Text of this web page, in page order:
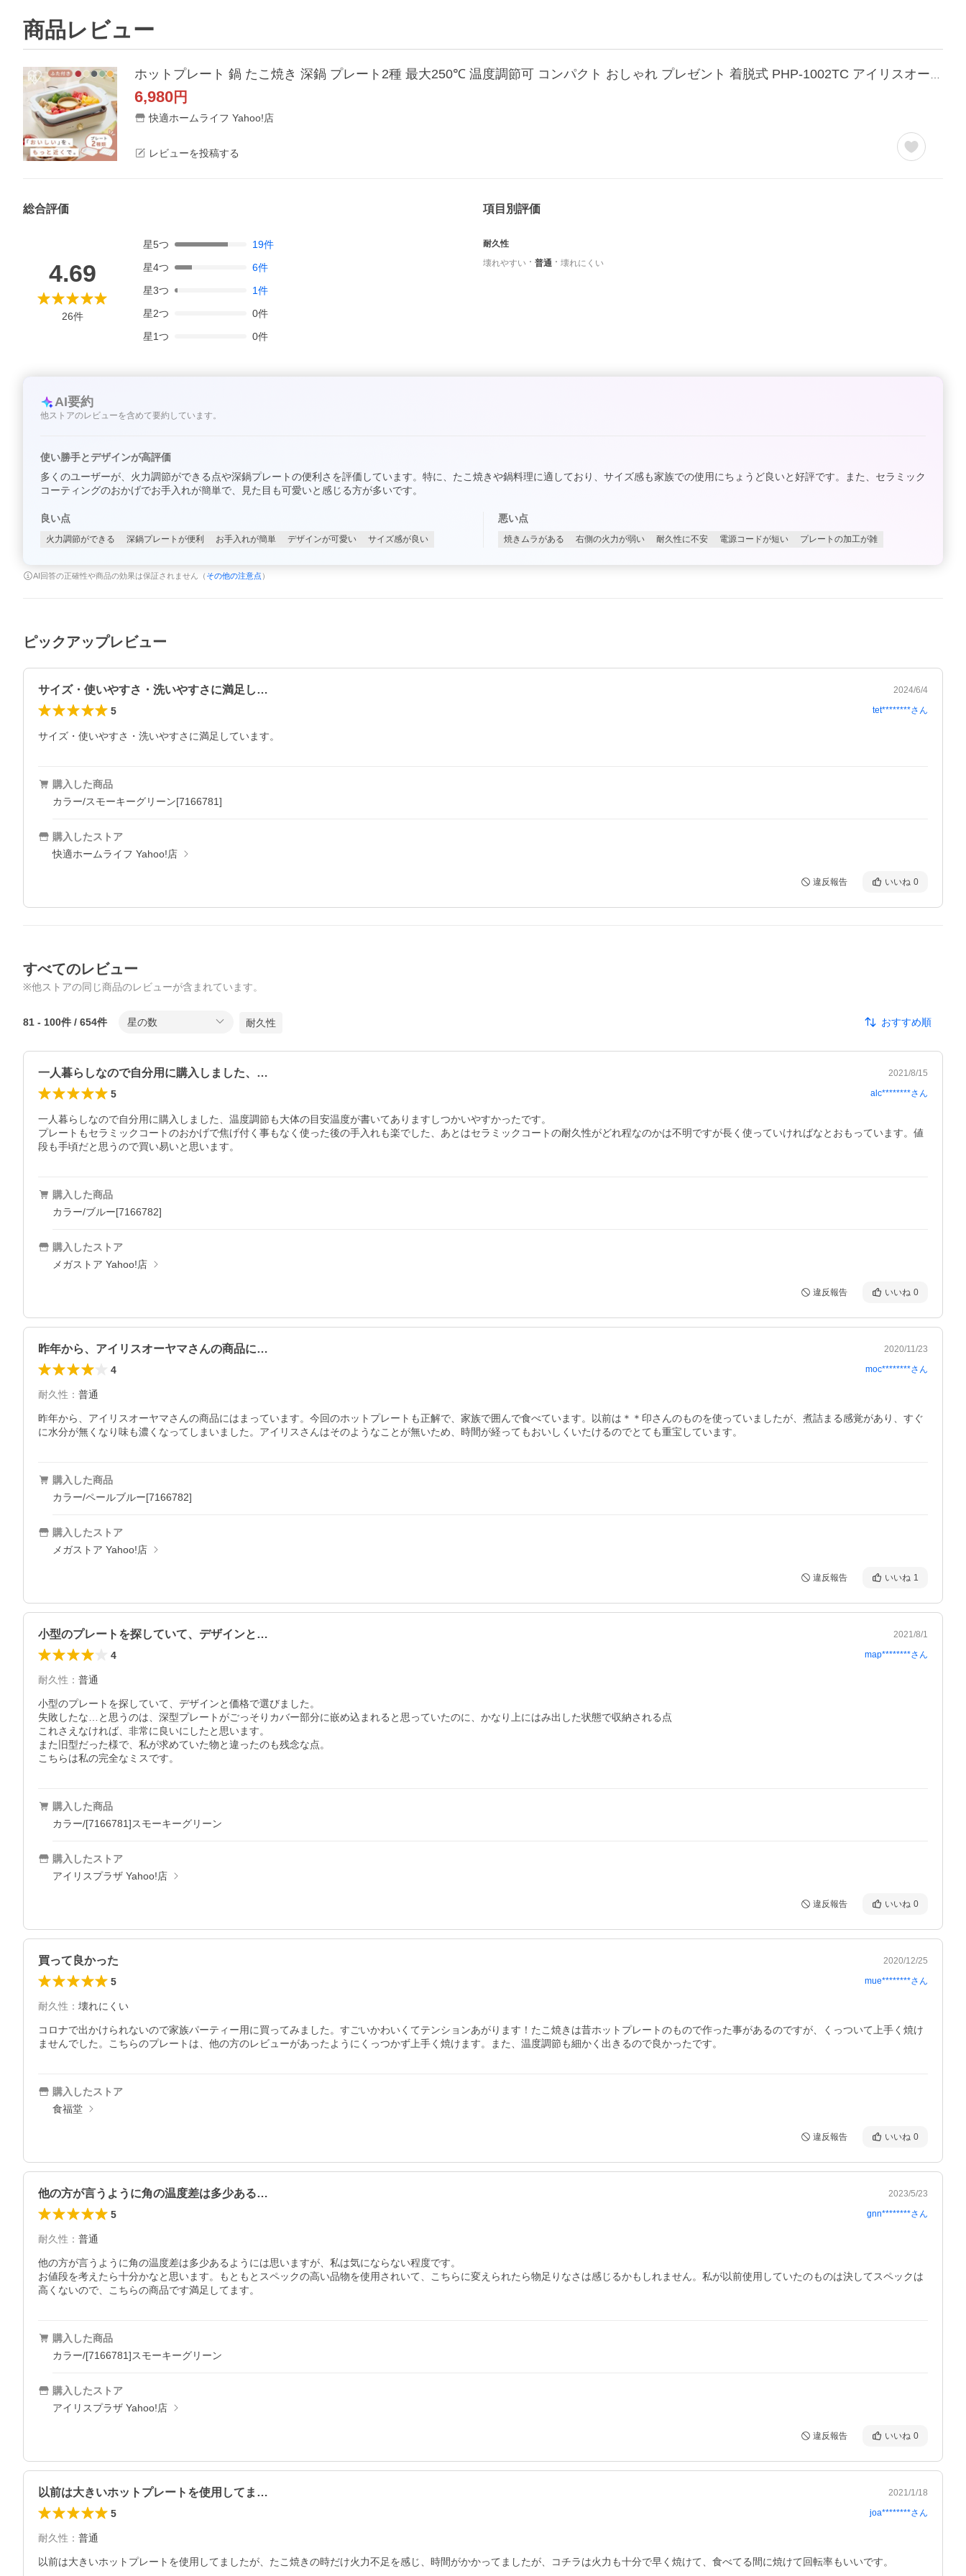
商品レビュー
6,980円
快適ホームライフ Yahoo!店
レビューを投稿する
総合評価
4.69
26件
星5つ 19件
星4つ 6件
星3つ 1件
星2つ 0件
星1つ 0件
項目別評価
耐久性
壊れやすい
普通 壊れにくい
AI要約
他ストアのレビューを含めて要約しています。
使い勝手とデザインが高評価
多くのユーザーが、火力調節ができる点や深鍋プレートの便利さを評価しています。特に、たこ焼きや鍋料理に適しており、サイズ感も家族での使用にちょうど良いと好評です。また、セラミック
コーティングのおかげでお手入れが簡単で、見た目も可愛いと感じる方が多いです。
良い点
火力調節ができる 深鍋プレートが便利 お手入れが簡単 デザインが可愛い サイズ感が良い
悪い点
焼きムラがある 右側の火力が弱い 耐久性に不安 電源コードが短い プレートの加工が雑
AI回答の正確性や商品の効果は保証されません（ その他の注意点 ）
ピックアップレビュー
サイズ・使いやすさ・洗いやすさに満足し… 2024/6/4
5 tet********さん
サイズ・使いやすさ・洗いやすさに満足しています。
購入した商品
カラー/スモーキーグリーン[7166781]
購入したストア
快適ホームライフ Yahoo!店
違反報告 いいね 0
すべてのレビュー
※他ストアの同じ商品のレビューが含まれています。
81 - 100件 / 654件 星の数 耐久性 おすすめ順
一人暮らしなので自分用に購入しました、… 2021/8/15
5 alc********さん
一人暮らしなので自分用に購入しました、温度調節も大体の目安温度が書いてありますしつかいやすかったです。
プレートもセラミックコートのおかげで焦げ付く事もなく使った後の手入れも楽でした、あとはセラミックコートの耐久性がどれ程なのかは不明ですが長く使っていければなとおもっています。値
段も手頃だと思うので買い易いと思います。
購入した商品
カラー/ブルー[7166782]
購入したストア
メガストア Yahoo!店
違反報告 いいね 0
昨年から、アイリスオーヤマさんの商品に… 2020/11/23
4 moc********さん
耐久性 ： 普通
昨年から、アイリスオーヤマさんの商品にはまっています。今回のホットプレートも正解で、家族で囲んで食べています。以前は＊＊印さんのものを使っていましたが、煮詰まる感覚があり、すぐ
に水分が無くなり味も濃くなってしまいました。アイリスさんはそのようなことが無いため、時間が経ってもおいしくいたけるのでとても重宝しています。
購入した商品
カラー/ペールブルー[7166782]
購入したストア
メガストア Yahoo!店
違反報告 いいね 1
小型のプレートを探していて、デザインと… 2021/8/1
4 map********さん
耐久性 ： 普通
小型のプレートを探していて、デザインと価格で選びました。
失敗したな…と思うのは、深型プレートがごっそりカバー部分に嵌め込まれると思っていたのに、かなり上にはみ出した状態で収納される点
これさえなければ、非常に良いにしたと思います。
また旧型だった様で、私が求めていた物と違ったのも残念な点。
こちらは私の完全なミスです。
購入した商品
カラー/[7166781]スモーキーグリーン
購入したストア
アイリスプラザ Yahoo!店
違反報告 いいね 0
買って良かった 2020/12/25
5 mue********さん
耐久性 ： 壊れにくい
コロナで出かけられないので家族パーティー用に買ってみました。すごいかわいくてテンションあがります！たこ焼きは昔ホットプレートのもので作った事があるのですが、くっついて上手く焼け
ませんでした。こちらのプレートは、他の方のレビューがあったようにくっつかず上手く焼けます。また、温度調節も細かく出きるので良かったです。
購入したストア
食福堂
違反報告 いいね 0
他の方が言うように角の温度差は多少ある… 2023/5/23
5 gnn********さん
耐久性 ： 普通
他の方が言うように角の温度差は多少あるようには思いますが、私は気にならない程度です。
お値段を考えたら十分かなと思います。もともとスペックの高い品物を使用されいて、こちらに変えられたら物足りなさは感じるかもしれません。私が以前使用していたのものは決してスペックは
高くないので、こちらの商品です満足してます。
購入した商品
カラー/[7166781]スモーキーグリーン
購入したストア
アイリスプラザ Yahoo!店
違反報告 いいね 0
以前は大きいホットプレートを使用してま… 2021/1/18
5 joa********さん
耐久性 ： 普通
以前は大きいホットプレートを使用してましたが、たこ焼きの時だけ火力不足を感じ、時間がかかってましたが、コチラは火力も十分で早く焼けて、食べてる間に焼けて回転率もいいです。